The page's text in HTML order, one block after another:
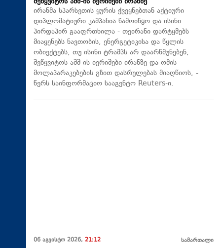
ირანმა სპარსეთის ყურის ქვეყნებთან აქტიური
დიპლომატიური კამპანია წამოიწყო და ისინი
პირდაპირ გააფრთხილა - თეირანი დარტყმებს
მიაყენებს ნავთობის, ენერგეტიკისა და წყლის
ობიექტებს, თუ ისინი ტრამპს არ დაარწმუნებენ,
შეწყვიტოს აშშ-ის იერიშები ირანზე და ომის
მოლაპარაკებების გზით დასრულებას მიაღწიოს, -
წერს საინფორმაციო სააგენტო Reuters-ი.
06 აგვისტო 2026, 21:12 სამართალი